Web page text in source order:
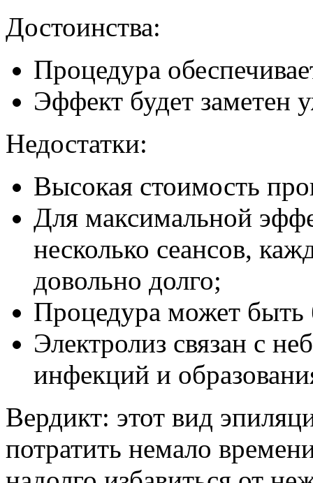
Достоинства:
Процедура
Эффект будет заметен
Недостатки:
Высокая стоимость
Для максимальной
несколько сеансов,
довольно долго;
Процедура может быть
Электролиз связан с
инфекций и
Вердикт: этот вид
потратить немало